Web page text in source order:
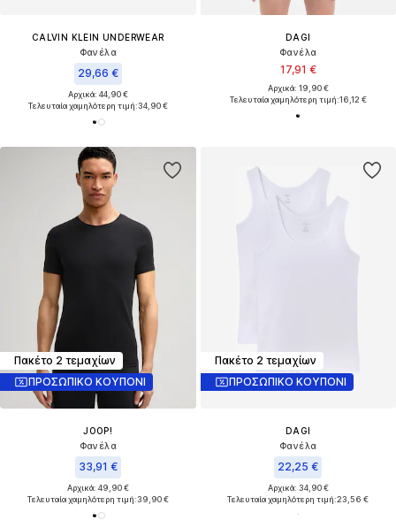
CALVIN KLEIN UNDERWEAR
Φανέλα
29,66 €
Αρχικά: 44,90 €
Τελευταία χαμηλότερη τιμή:34,90 €
DAGI
Φανέλα
17,91 €
Αρχικά: 19,90 €
Τελευταία χαμηλότερη τιμή:16,12 €
Πακέτο 2 τεμαχίων
ΠΡΟΣΩΠΙΚΟ ΚΟΥΠΟΝΙ
JOOP!
Φανέλα
33,91 €
Αρχικά: 49,90 €
Τελευταία χαμηλότερη τιμή:39,90 €
Πακέτο 2 τεμαχίων
ΠΡΟΣΩΠΙΚΟ ΚΟΥΠΟΝΙ
DAGI
Φανέλα
22,25 €
Αρχικά: 34,90 €
Τελευταία χαμηλότερη τιμή:23,56 €